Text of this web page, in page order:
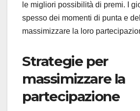
le migliori possibilità di premi. I
spesso dei momenti di punta e
massimizzare la loro
Strategie per
massimizzare la
partecipazione